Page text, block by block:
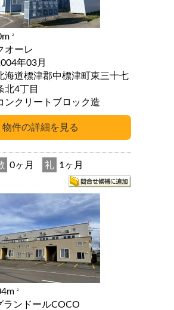
2
オーレ
年03月
海道標津郡中標津町東三十七
北4丁目
ンクリートブロック造
0ヶ月 礼 1ヶ月
2
ランドールCOCO